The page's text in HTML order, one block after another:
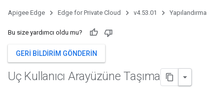
Apigee Edge Edge for Private Cloud v4.53.01 Yapılandırma
Bu size yardımcı oldu mu?
GERI BILDIRIM GÖNDERIN
Uç Kullanıcı Arayüzüne Taşıma